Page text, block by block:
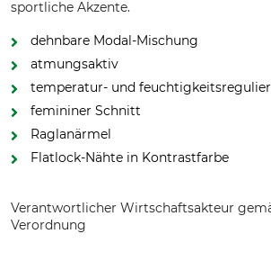
sportliche Akzente.
dehnbare Modal-Mischung
atmungsaktiv
temperatur- und
femininer Schnitt
Raglanärmel
Flatlock-Nähte in Kontrastfarbe
Verantwortlicher Wirtschaftsakteur
Verordnung